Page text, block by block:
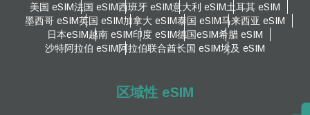
美国 eSIM法国 eSIM西班牙 eSIM意大利 eSIM土耳其 eSIM
墨西哥 eSIM英国 eSIM加拿大 eSIM泰国 eSIM马来西亚 eSIM
日本eSIM越南 eSIM印度 eSIM德国eSIM希腊 eSIM
沙特阿拉伯 eSIM阿拉伯联合酋长国 eSIM埃及 eSIM
区域性 eSIM